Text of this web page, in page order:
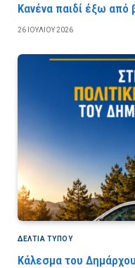
Κανένα παιδί έξω
26 ΙΟΥΛΊΟΥ 2026
ΔΕΛΤΙΑ ΤΥΠΟΥ
Κάλεσμα του